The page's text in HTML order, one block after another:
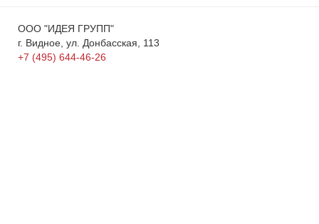
ООО "ИДЕЯ ГРУПП"
г. Видное, ул. Донбасская, 113
+7 (495) 644-46-26